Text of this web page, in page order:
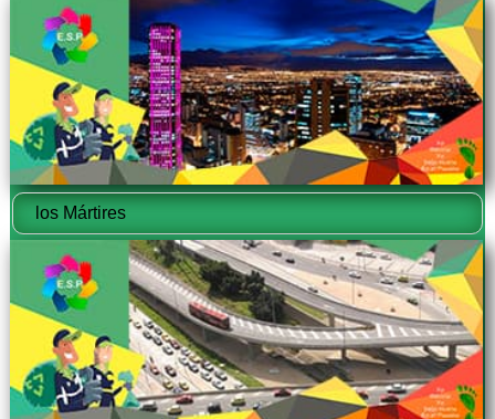
los Mártires